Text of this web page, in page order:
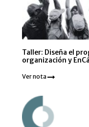
Taller: Diseña el
organización y
Ver nota